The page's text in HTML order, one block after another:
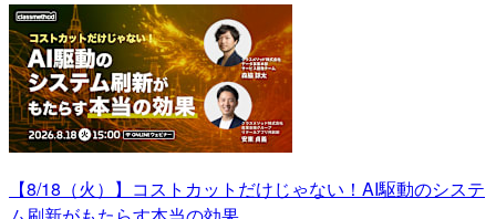
【8/18（火）】コストカットだけじゃない！AI駆動のシステ